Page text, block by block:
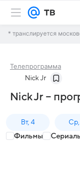
* транслируется
Телепрограмма
Nick Jr
Nick Jr –
Вт, 4 Ср,
Фильмы